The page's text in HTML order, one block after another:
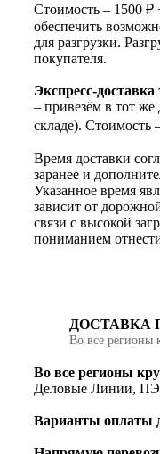
Стоимость – 1500 ₽
обеспечить
для разгрузки.
покупателя.
Экспресс-доставка
– привезём в тот
складе). Стоимость
Время доставки
заранее и
Указанное время
зависит от
связи с высокой
пониманием
ДОСТАВКА
Во все регионы
Во все регионы
Деловые Линии,
Варианты оплаты